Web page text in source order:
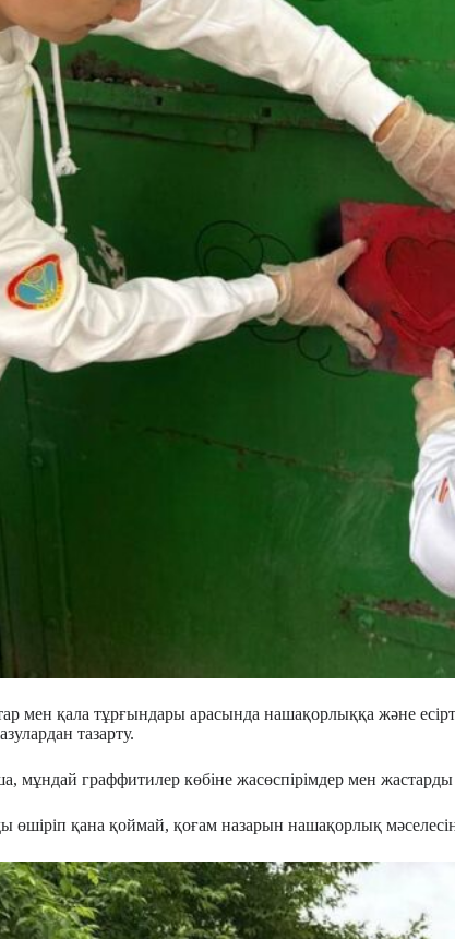
мен қала тұрғындары арасында нашақорлыққа және
тазарту.
граффитилер көбіне жасөспірімдер мен жастарды
өшіріп қана қоймай, қоғам назарын нашақорлық